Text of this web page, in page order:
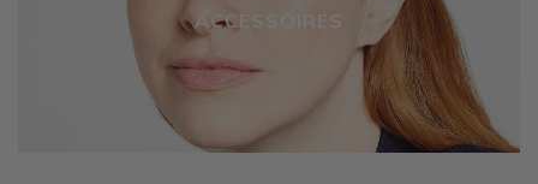
ACCESSOIRES